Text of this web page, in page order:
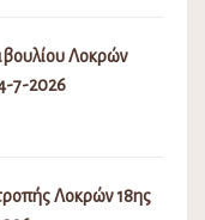
Λοκρών
7-2026
Λοκρών 18ης